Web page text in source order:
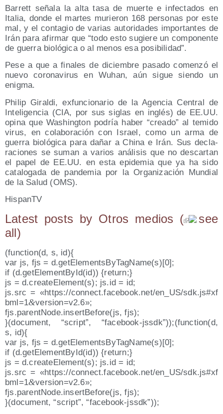
Barrett seña­la la alta tasa de muer­te e infec­ta­dos en
Ita­lia, don­de el mar­tes murie­ron 168 per­so­nas por este
mal, y el con­ta­gio de varias auto­ri­da­des impor­tan­tes de
Irán para afir­mar que “todo esto sugie­re un com­po­nen­te
de gue­rra bio­ló­gi­ca o al menos esa posibilidad”.
Pese a que a fina­les de diciem­bre pasa­do comen­zó el
nue­vo coro­na­vi­rus en Wuhan, aún sigue sien­do un
enigma.
Phi­lip Giral­di, exfun­cio­na­rio de la Agen­cia Cen­tral de
Inte­li­gen­cia (CIA, por sus siglas en inglés) de EE.UU.
opi­na que Washing­ton podría haber “crea­do” al temi­do
virus, en cola­bo­ra­ción con Israel, como un arma de
gue­rra bio­ló­gi­ca para dañar a Chi­na e Irán. Sus decla­
ra­cio­nes se suman a varios aná­li­sis que no des­car­tan
el papel de EE.UU. en esta epi­de­mia que ya ha sido
cata­lo­ga­da de pan­de­mia por la Orga­ni­za­ción Mun­dial
de la Salud (OMS).
His­panTV
Latest posts by Otros medios (
see
all)
(function(d, s, id){
var js, fjs = d.getElementsByTagName(s)[0];
if (d.getElementById(id)) {return;}
js = d.createElement(s); js​.id = id;
js.src = «https://​con​nect​.face​book​.net/​e​n​_​U​S​/​s​d​k​.​j​s​#​x​f​
b​m​l​=​1​&​v​e​r​s​i​o​n​=​v​2.6»;
fjs.parentNode.insertBefore(js, fjs);
}(docu­ment, “script”, “facebook-jssdk”));(function(d,
s, id){
var js, fjs = d.getElementsByTagName(s)[0];
if (d.getElementById(id)) {return;}
js = d.createElement(s); js​.id = id;
js.src = «https://​con​nect​.face​book​.net/​e​n​_​U​S​/​s​d​k​.​j​s​#​x​f​
b​m​l​=​1​&​v​e​r​s​i​o​n​=​v​2.6»;
fjs.parentNode.insertBefore(js, fjs);
}(docu­ment, “script”, “face­book-jssdk”));